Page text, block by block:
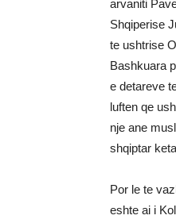
arvaniti
Shqiperise
te ushtrise
Bashkuara
e detareve
luften qe
nje ane
shqiptar
Por le te
eshte ai i